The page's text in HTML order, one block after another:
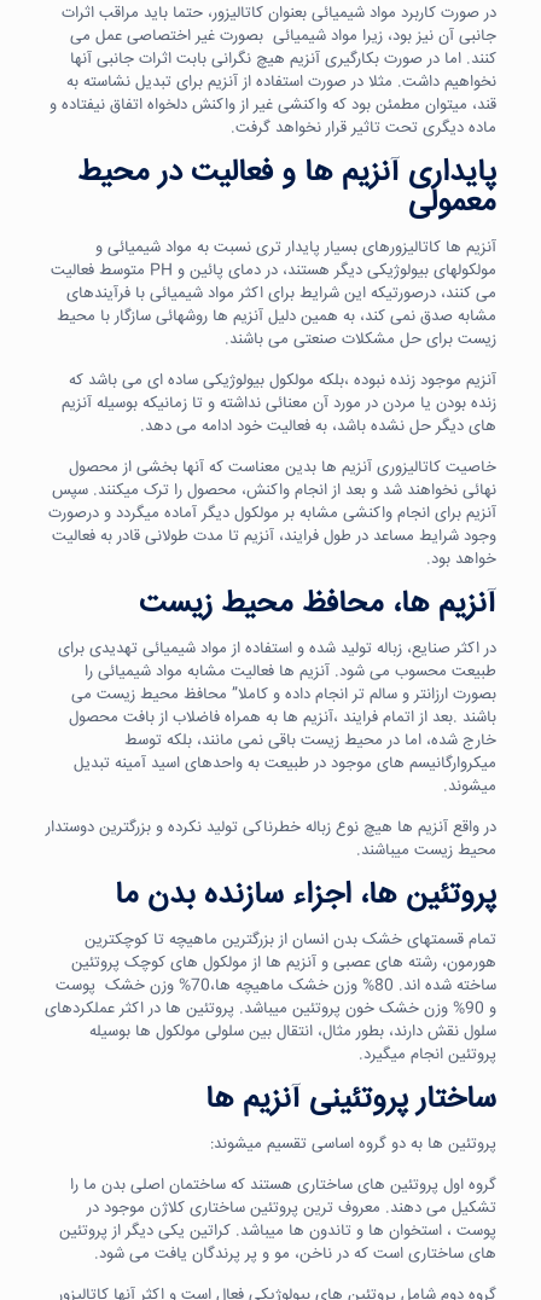
در صورت کاربرد مواد شیمیائی بعنوان کاتالیزور، حتما باید مراقب اثرات
جانبی آن نیز بود، زیرا مواد شیمیائی بصورت غیر اختصاصی عمل می
کنند. اما در صورت بکارگیری آنزیم هیچ نگرانی بابت اثرات جانبی آنها
نخواهیم داشت. مثلا در صورت استفاده از آنزیم برای تبدیل نشاسته به
قند، میتوان مطمئن بود که واکنشی غیر از واکنش دلخواه اتفاق نیفتاده و
ماده دیگری تحت تاثیر قرار نخواهد گرفت.
پایداری آنزیم ها و فعالیت در محیط
معمولی
آنزیم ها کاتالیزورهای بسیار پایدار تری نسبت به مواد شیمیائی و
مولکولهای بیولوژیکی دیگر هستند، در دمای پائین و PH متوسط فعالیت
می کنند، درصورتیکه این شرایط برای اکثر مواد شیمیائی با فرآیندهای
مشابه صدق نمی کند، به همین دلیل آنزیم ها روشهائی سازگار با محیط
زیست برای حل مشکلات صنعتی می باشند.
آنزیم موجود زنده نبوده ،بلکه مولکول بیولوژیکی ساده ای می باشد که
زنده بودن یا مردن در مورد آن معنائی نداشته و تا زمانیکه بوسیله آنزیم
های دیگر حل نشده باشد، به فعالیت خود ادامه می دهد.
خاصیت کاتالیزوری آنزیم ها بدین معناست که آنها بخشی از محصول
نهائی نخواهند شد و بعد از انجام واکنش، محصول را ترک میکنند. سپس
آنزیم برای انجام واکنشی مشابه بر مولکول دیگر آماده میگردد و درصورت
وجود شرایط مساعد در طول فرایند، آنزیم تا مدت طولانی قادر به فعالیت
خواهد بود.
آنزیم ها، محافظ محیط زیست
در اکثر صنایع، زباله تولید شده و استفاده از مواد شیمیائی تهدیدی برای
طبیعت محسوب می شود. آنزیم ها فعالیت مشابه مواد شیمیائی را
بصورت ارزانتر و سالم تر انجام داده و کاملا” محافظ محیط زیست می
باشند .بعد از اتمام فرایند ،آنزیم ها به همراه فاضلاب از بافت محصول
خارج شده، اما در محیط زیست باقی نمی مانند، بلکه توسط
میکروارگانیسم های موجود در طبیعت به واحدهای اسید آمینه تبدیل
میشوند.
در واقع آنزیم ها هیچ نوع زباله خطرناکی تولید نکرده و بزرگترین دوستدار
محیط زیست میباشند.
پروتئین ها، اجزاء سازنده بدن ما
تمام قسمتهای خشک بدن انسان از بزرگترین ماهیچه تا کوچکترین
هورمون، رشته های عصبی و آنزیم ها از مولکول های کوچک پروتئین
ساخته شده اند. 80% وزن خشک ماهیچه ها،70% وزن خشک پوست
و 90% وزن خشک خون پروتئین میباشد. پروتئین ها در اکثر عملکردهای
سلول نقش دارند، بطور مثال، انتقال بین سلولی مولکول ها بوسیله
پروتئین انجام میگیرد.
ساختار پروتئینی آنزیم ها
پروتئین ها به دو گروه اساسی تقسیم میشوند:
گروه اول پروتئین های ساختاری هستند که ساختمان اصلی بدن ما را
تشکیل می دهند. معروف ترین پروتئین ساختاری کلاژن موجود در
پوست ، استخوان ها و تاندون ها میباشد. کراتین یکی دیگر از پروتئین
های ساختاری است که در ناخن، مو و پر پرندگان یافت می شود.